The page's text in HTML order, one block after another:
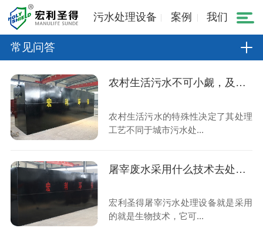
污水处理设备 案例 我们
常见问答
农村生活污水不可小觑，及时治理是关键！
农村生活污水的特殊性决定了其处理
工艺不同于城市污水处...
屠宰废水采用什么技术去处理？
宏利圣得屠宰污水处理设备就是采用
的就是生物技术，它可...